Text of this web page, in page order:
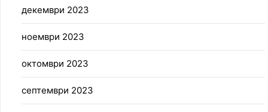
декември 2023
ноември 2023
октомври 2023
септември 2023